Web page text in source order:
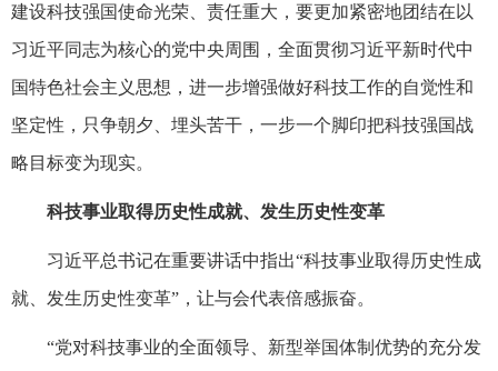
建设科技强国使命光荣、责任重大，要更加紧密地团结在以
习近平同志为核心的党中央周围，全面贯彻习近平新时代中
国特色社会主义思想，进一步增强做好科技工作的自觉性和
坚定性，只争朝夕、埋头苦干，一步一个脚印把科技强国战
略目标变为现实。
科技事业取得历史性成就、发生历史性变革
习近平总书记在重要讲话中指出“科技事业取得历史性成
就、发生历史性变革”，让与会代表倍感振奋。
“党对科技事业的全面领导、新型举国体制优势的充分发